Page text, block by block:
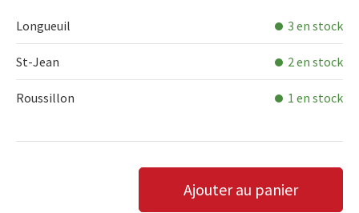
Longueuil 3 en stock
St-Jean 2 en stock
Roussillon 1 en stock
DIMINUER LA QUANTITÉ
AUGMENTER LA QUANTITÉ
Ajouter au panier